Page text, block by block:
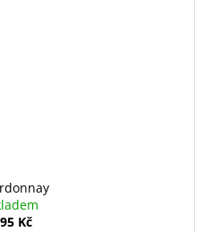
Kč